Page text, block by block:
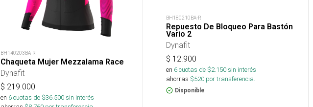
BH140203BA-R
Chaqueta Mujer Mezzalama Race
Dynafit
$ 219.000
en 6cuotas de $36.500sin interés
BH180210BA-R
Repuesto De Bloqueo Para Bastón
Vario 2
Dynafit
$ 12.900
en 6cuotas de $2.150sin interés
ahorras $520 por transferencia.
Disponible